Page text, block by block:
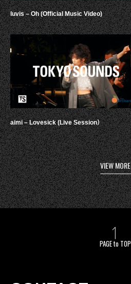
luvis – Oh (Official Music Video)
aimi – Lovesick (Live Session）
VIEW MORE
PAGE to TOP